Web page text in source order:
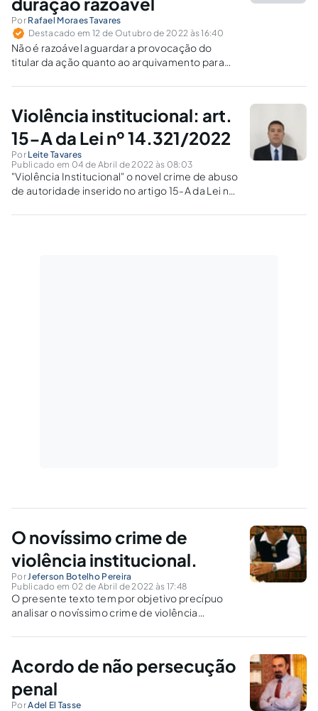
Por Rafael Moraes Tavares
Destacado em 12 de Outubro de 2022 às 16:40
Não é razoável aguardar a provocação do
titular da ação quanto ao arquivamento para
pela autoridade judicial, já que o delegado de
inquérito policial.
Violência institucional: art.
15-A da Lei nº 14.321/2022
Por Leite Tavares
Publicado em 04 de Abril de 2022 às 08:03
"Violência Institucional" o novel crime de abuso
de autoridade inserido no artigo 15-A da Lei nº
aos agentes públicos e os efeitos colaterais da
O novíssimo crime de
violência institucional.
Por Jeferson Botelho Pereira
Publicado em 02 de Abril de 2022 às 17:48
O presente texto tem por objetivo precípuo
analisar o novíssimo crime de violência
Autoridade por meio da recente Lei nº 14.321,
Acordo de não persecução
penal
PorAdel El Tasse